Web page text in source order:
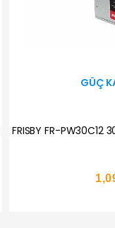
GÜÇ
FRISBY FR-PW30C12